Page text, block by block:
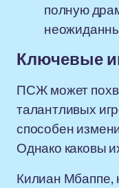
полную
Ключевые
ПСЖ может
талантливых
способен
Однако каковы
Килиан Мбаппе,